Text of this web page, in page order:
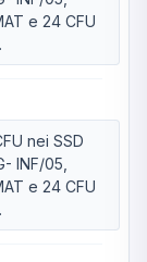
e 24 CFU
nei SSD
INF/05,
e 24 CFU